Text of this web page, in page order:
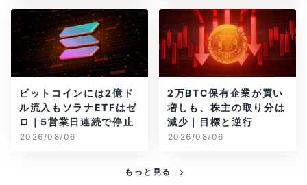
ビットコインには2億ド
ル流入もソラナETFはゼ
ロ｜5営業日連続で停止
2026/08/06
2万BTC保有企業が買い
増しも、株主の取り分は
減少｜目標と逆行
2026/08/06
もっと見る